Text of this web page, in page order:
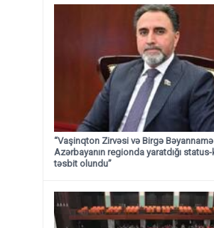
“Vaşinqton Zirvəsi və Birgə
Azərbayanın regionda yaratdığı
təsbit olundu”